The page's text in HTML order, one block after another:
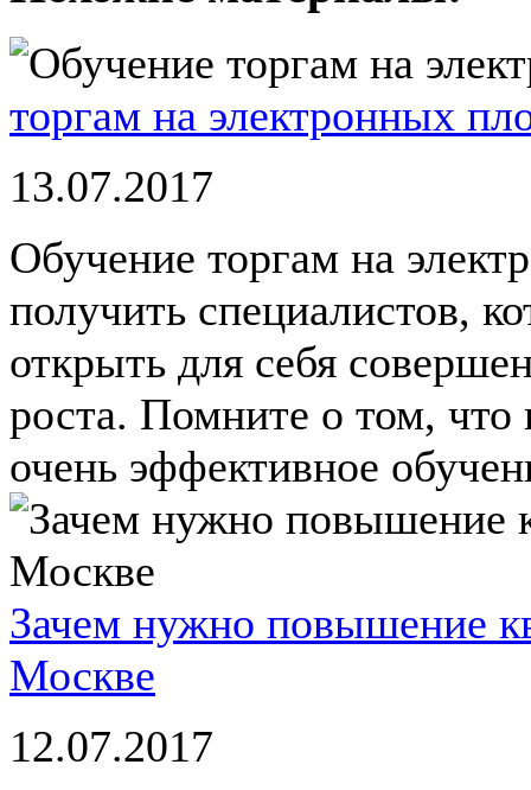
торгам на электронных
13.07.2017
Обучение торгам на
получить специалистов,
открыть для себя
роста. Помните о том, что
очень эффективное
Зачем нужно повышение
Москве
12.07.2017